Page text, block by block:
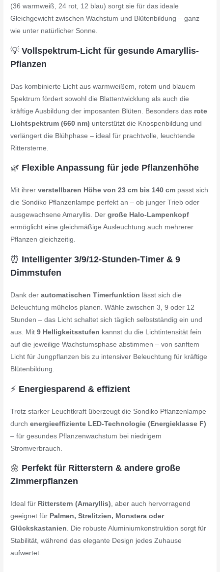
(36 warmweiß, 24 rot, 12 blau) sorgt sie für das ideale
Gleichgewicht zwischen Wachstum und Blütenbildung – ganz
wie unter natürlicher Sonne.
💡Vollspektrum-Licht für gesunde Amaryllis-
Pflanzen
Das kombinierte Licht aus warmweißem, rotem und blauem
Spektrum fördert sowohl die Blattentwicklung als auch die
kräftige Ausbildung der imposanten Blüten. Besonders das rote
Lichtspektrum (660 nm) unterstützt die Knospenbildung und
verlängert die Blühphase – ideal für prachtvolle, leuchtende
Rittersterne.
🌿 Flexible Anpassung für jede Pflanzenhöhe
Mit ihrerverstellbaren Höhe von 23 cm bis 140 cm passt sich
die Sondiko Pflanzenlampe perfekt an – ob junger Trieb oder
ausgewachsene Amaryllis. Dergroße Halo-Lampenkopf
ermöglicht eine gleichmäßige Ausleuchtung auch mehrerer
Pflanzen gleichzeitig.
⏰ Intelligenter 3/9/12-Stunden-Timer & 9
Dimmstufen
Dank derautomatischen Timerfunktion lässt sich die
Beleuchtung mühelos planen. Wähle zwischen 3, 9 oder 12
Stunden – das Licht schaltet sich täglich selbstständig ein und
aus. Mit9 Helligkeitsstufen kannst du die Lichtintensität fein
auf die jeweilige Wachstumsphase abstimmen – von sanftem
Licht für Jungpflanzen bis zu intensiver Beleuchtung für kräftige
Blütenbildung.
⚡ Energiesparend & effizient
Trotz starker Leuchtkraft überzeugt die Sondiko Pflanzenlampe
durchenergieeffiziente LED-Technologie (Energieklasse F)
– für gesundes Pflanzenwachstum bei niedrigem
Stromverbrauch.
🌼 Perfekt für Ritterstern & andere große
Zimmerpflanzen
Ideal für Ritterstern (Amaryllis), aber auch hervorragend
geeignet für Palmen, Strelitzien, Monstera oder
Glückskastanien. Die robuste Aluminiumkonstruktion sorgt für
Stabilität, während das elegante Design jedes Zuhause
aufwertet.